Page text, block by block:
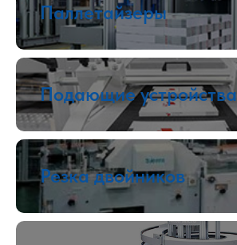
Паллетайзеры
Подающие устройства
Резка двойников